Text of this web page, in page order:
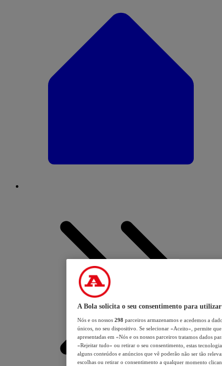
A Bola solicita o seu consentimento para utilizar
Nós e os nossos 298 parceiros armazenamos e acedemos a
únicos, no seu dispositivo. Se selecionar «Aceito», permite
apresentadas em «Nós e os nossos parceiros tratamos dados
«Rejeitar tudo» ou retirar o seu consentimento, estas
alguns conteúdos e anúncios que vê poderão não ser tão
escolhas ou retirar o consentimento a qualquer momento